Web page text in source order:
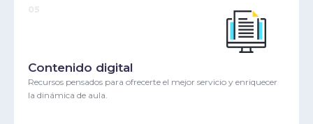
Contenido digital
Recursos pensados para ofrecerte el mejor servicio y enriquecer
la dinámica de aula.